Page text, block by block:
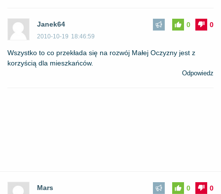
Janek64
2010-10-19 18:46:59
0
0
Wszystko to co przekłada się na rozwój Małej Oczyzny jest z
korzyścią dla mieszkańców.
Odpowiedz
Mars 0
0